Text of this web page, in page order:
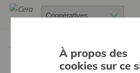
2014À propos des
cookies sur ce